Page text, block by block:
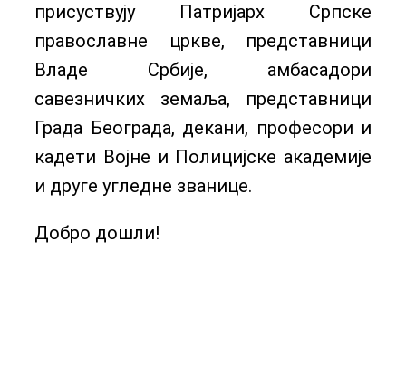
присуствују Патријарх Српске
православне цркве, представници
Владе Србије, амбасадори
савезничких земаља, представници
Града Београда, декани, професори и
кадети Војне и Полицијске академије
и друге угледне званице.
Добро дошли!